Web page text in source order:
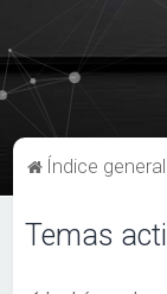
Índice general
Temas